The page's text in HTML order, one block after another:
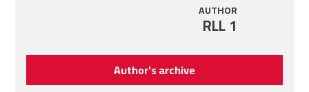
AUTHOR
RLL 1
Author's archive